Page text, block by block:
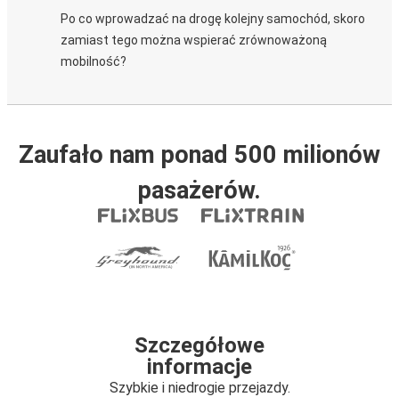
Po co wprowadzać na drogę kolejny samochód, skoro
zamiast tego można wspierać zrównoważoną
mobilność?
Zaufało nam ponad 500 milionów
pasażerów.
Szczegółowe
informacje
Szybkie i niedrogie przejazdy.